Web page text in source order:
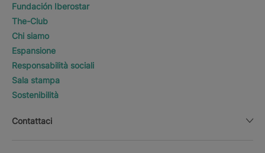
Fundación Iberostar
The-Club
Chi siamo
Espansione
Responsabilità sociali
Sala stampa
Sostenibilità
Contattaci